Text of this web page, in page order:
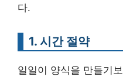
다.
1. 시간 절약
일일이 양식을 만들기